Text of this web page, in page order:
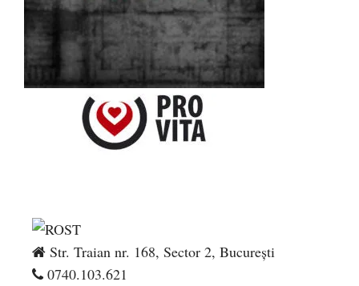
Str. Traian nr. 168, Sector 2, București
0740.103.621